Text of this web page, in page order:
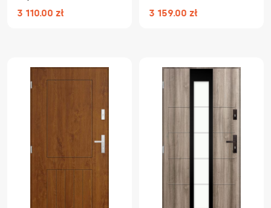
3 110.00 zł 3 159.00 zł